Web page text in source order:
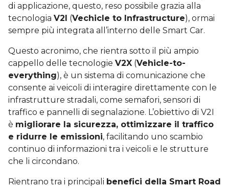
di applicazione, questo, reso possibile grazia alla
tecnologia V2I (Vechicle to Infrastructure), ormai
sempre più integrata all’interno delle Smart Car.
Questo acronimo, che rientra sotto il più ampio
cappello delle tecnologie V2X (Vehicle-to-
everything), è un sistema di comunicazione che
consente ai veicoli di interagire direttamente con le
infrastrutture stradali, come semafori, sensori di
traffico e pannelli di segnalazione. L’obiettivo di V2I
è migliorare la sicurezza, ottimizzare il traffico
e ridurre le emissioni, facilitando uno scambio
continuo di informazioni tra i veicoli e le strutture
che li circondano.
Rientrano tra i principali benefici della Smart Road